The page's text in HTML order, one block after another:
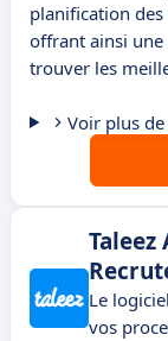
planification
offrant ainsi
trouver les
Voir plus
Taleez
Le
vos